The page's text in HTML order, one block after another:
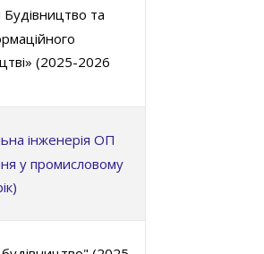
Будівництво та
(2025-2026
інженерія ОП
у промисловому